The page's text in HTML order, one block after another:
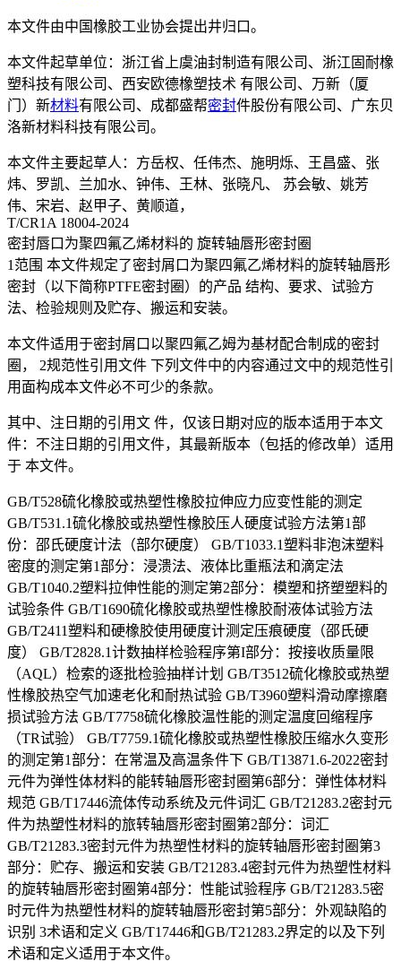
本文件由中国橡胶工业协会提出井归口。
本文件起草单位：浙江省上虞油封制造有限公司、浙江固耐橡
塑科技有限公司、西安欧德橡塑技术 有限公司、万新（厦
门）新材料有限公司、成都盛帮密封件股份有限公司、广东贝
洛新材料科技有限公司。
本文件主要起草人：方岳权、任伟杰、施明烁、王昌盛、张
炜、罗凯、兰加水、钟伟、王林、张晓凡、 苏会敏、姚芳
伟、宋岩、赵甲子、黄顺道，
T/CR1A 18004-2024
密封唇口为聚四氟乙烯材料的 旋转轴唇形密封圈
1范围 本文件规定了密封屑口为聚四氟乙烯材料的旋转轴唇形
密封（以下简称PTFE密封圈）的产品 结构、要求、试验方
法、检验规则及贮存、搬运和安装。
本文件适用于密封屑口以聚四氟乙姆为基材配合制成的密封
圈， 2规范性引用文件 下列文件中的内容通过文中的规范性引
用面构成本文件必不可少的条款。
其中、注日期的引用文 件，仅该日期对应的版本适用于本文
件：不注日期的引用文件，其最新版本（包括的修改单）适用
于 本文件。
GB/T528硫化橡胶或热塑性橡胶拉伸应力应变性能的测定
GB/T531.1硫化橡胶或热塑性橡胶压人硬度试验方法第1部
份：邵氏硬度计法（部尔硬度） GB/T1033.1塑料非泡沫塑料
密度的测定第1部分：浸溃法、液体比重瓶法和滴定法
GB/T1040.2塑料拉伸性能的测定第2部分：模塑和挤塑塑料的
试验条件 GB/T1690硫化橡胶或热塑性橡胶耐液体试验方法
GB/T2411塑料和硬橡胶使用硬度计测定压痕硬度（邵氏硬
度） GB/T2828.1计数抽样检验程序第I部分：按接收质量限
（AQL）检索的逐批检验抽样计划 GB/T3512硫化橡胶或热塑
性橡胶热空气加速老化和耐热试验 GB/T3960塑料滑动摩擦磨
损试验方法 GB/T7758硫化橡胶温性能的测定温度回缩程序
（TR试验） GB/T7759.1硫化橡胶或热塑性橡胶压缩水久变形
的测定第1部分：在常温及高温条件下 GB/T13871.6-2022密封
元件为弹性体材料的能转轴唇形密封圈第6部分：弹性体材料
规范 GB/T17446流体传动系统及元件词汇 GB/T21283.2密封元
件为热塑性材料的旅转轴唇形密封圈第2部分：词汇
GB/T21283.3密封元件为热塑性材料的旋转轴唇形密封圈第3
部分：贮存、搬运和安装 GB/T21283.4密封元件为热塑性材料
的旋转轴唇形密封圈第4部分：性能试验程序 GB/T21283.5密
时元件为热塑性材料的旋转轴唇形密封第5部分：外观缺陷的
识别 3术语和定义 GB/T17446和GB/T21283.2界定的以及下列
术语和定义适用于本文件。